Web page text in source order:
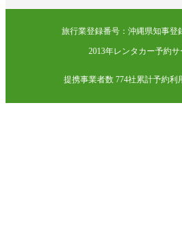
旅行業登録番号：沖縄県知事登
2013年レンタカー予約
提携事業者数 774社累計予約利